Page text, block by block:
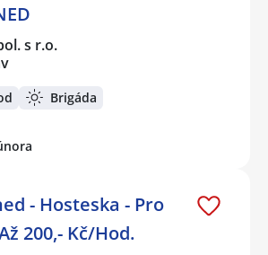
s r.o.
Brigáda
- Hosteska - Pro
200,- Kč/Hod.